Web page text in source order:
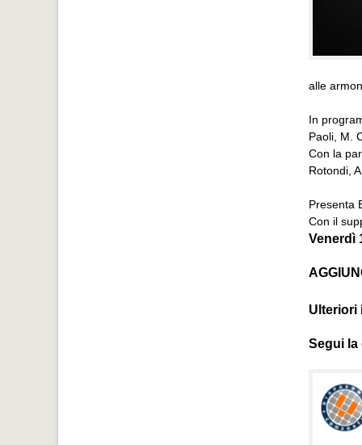
alle
In
Paoli, M.
Con la
Rotondi,
Presenta
Con il
Venerdì
Ulteriori
Segui